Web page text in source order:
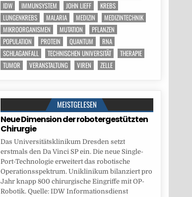
IDW
IMMUNSYSTEM JOHN LIEFF
KREBS
LUNGENKREBS
MALARIA MEDIZIN
MEDIZINTECHNIK
MIKROORGANISMEN
MUTATION
PFLANZEN
POPULATION
PROTEIN QUANTUM
RNA
SCHLAGANFALL
TECHNISCHEN UNIVERSITÄT
THERAPIE
TUMOR
VERANSTALTUNG VIREN ZELLE
MEISTGELESEN
Neue Dimension der robotergestützten
Chirurgie
Das Universitätsklinikum Dresden setzt
erstmals den Da Vinci SP ein. Die neue Single-
Port-Technologie erweitert das robotische
Operationsspektrum. Uniklinikum bilanziert pro
Jahr knapp 800 chirurgische Eingriffe mit OP-
Robotik. Quelle: IDW Informationsdienst